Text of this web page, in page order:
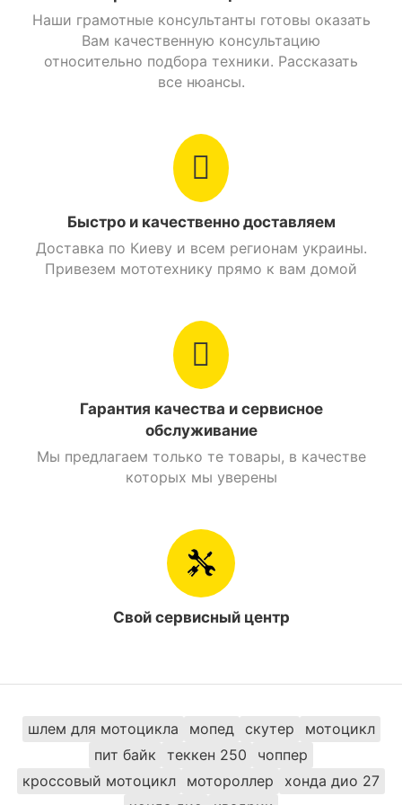
с доставкой можно в таких городах как: Киев,
Днепр, Одесса, Харьков, Львов, Запорожье,
Винница, Кривой Рог, Полтава, Черкассы,
Кропивницкий, Ровно, Хмельницкий, Кременчуг,
Наши грамотные консультанты готовы оказать
Вам качественную консультацию
относительно подбора техники. Рассказать
все нюансы.
Быстро и качественно доставляем
Доставка по Киеву и всем регионам украины.
Привезем мототехнику прямо к вам домой
Гарантия качества и сервисное
обслуживание
Мы предлагаем только те товары, в качестве
которых мы уверены
Свой сервисный центр
шлем для мотоцикла мопед скутер
мотоцикл
пит байк
теккен 250
чоппер
кроссовый мотоцикл
мотороллер
хонда дио 27